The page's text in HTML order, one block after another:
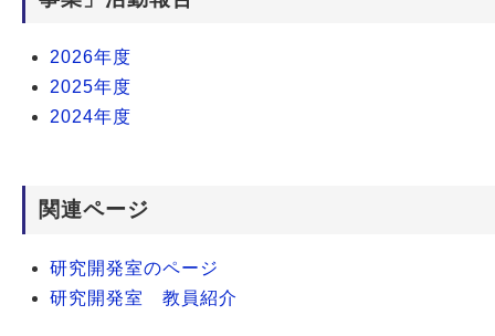
2026年度
2025年度
2024年度
関連ページ
研究開発室のページ
研究開発室 教員紹介